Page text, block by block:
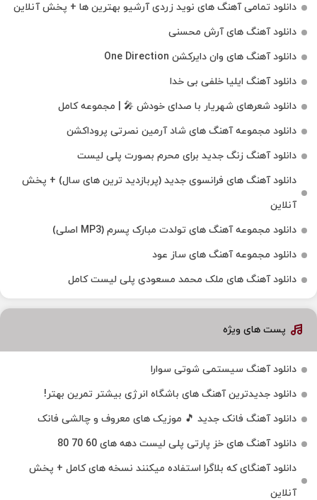
دانلود تمامی آهنگ های نوید زردی آرشیو بهترین ها + پخش آنلاین
دانلود آهنگ های آرش محسنی
دانلود آهنگ های وان دایرکشن One Direction
دانلود آهنگ ایلیا خلفی بی خدا
دانلود شعرهای شهریار با صدای خودش 🎤 | مجموعه کامل
دانلود مجموعه آهنگ های شاد آرمین نصرتی پروداکشن
دانلود آهنگ زنگ جدید برای محرم بصورت پلی لیست
دانلود آهنگ های فرانسوی جدید (پربازدید ترین های سال) + پخش
آنلاین
دانلود مجموعه آهنگ های تولدت مبارک پسرم (MP3 اصلی)
دانلود مجموعه آهنگ های ساز عود
دانلود آهنگ های ملک‌ محمد مسعودی پلی لیست کامل
پست های ویژه
دانلود آهنگ سیستمی شوتی سوارا
دانلود جدیدترین آهنگ‌ های باشگاه انرژی بیشتر تمرین بهتر!
دانلود آهنگ فانک جدید 🎵 موزیک‌ های معروف و چالشی فانک
دانلود آهنگ های خز پارتی پلی لیست دهه های 60 70 80
دانلود آهنگای که بلاگرا استفاده میکنند نسخه های کامل + پخش
آنلاین